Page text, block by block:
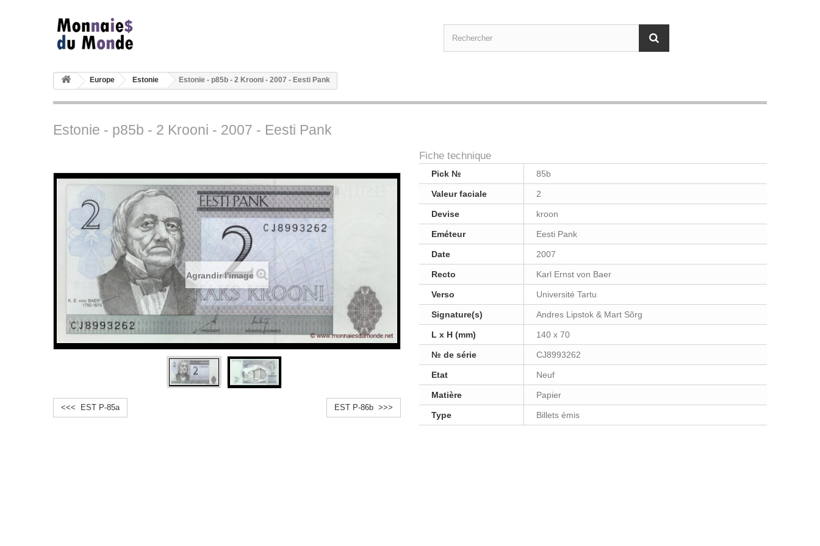
Europe Estonie Estonie - p85b - 2 Krooni - 2007 - Eesti Pank
Estonie - p85b - 2 Krooni - 2007 - Eesti Pank
Agrandir l'image
<<< EST P-85a EST P-86b >>>
Fiche technique
Pick № 85b
Valeur faciale 2
Devise kroon
Eméteur Eesti Pank
Date 2007
Recto Karl Ernst von Baer
Verso Université Tartu
Signature(s) Andres Lipstok & Mart Sõrg
L x H (mm) 140 x 70
№ de série CJ8993262
Etat Neuf
Matière Papier
Type Billets émis